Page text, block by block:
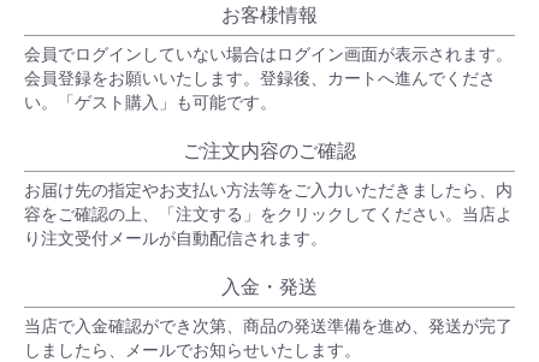
お客様情報
会員でログインしていない場合はログイン画面が表示されます。
会員登録をお願いいたします。登録後、カートへ進んでくださ
い。「ゲスト購入」も可能です。
ご注文内容のご確認
お届け先の指定やお支払い方法等をご入力いただきましたら、内
容をご確認の上、「注文する」をクリックしてください。当店よ
り注文受付メールが自動配信されます。
入金・発送
当店で入金確認ができ次第、商品の発送準備を進め、発送が完了
しましたら、メールでお知らせいたします。